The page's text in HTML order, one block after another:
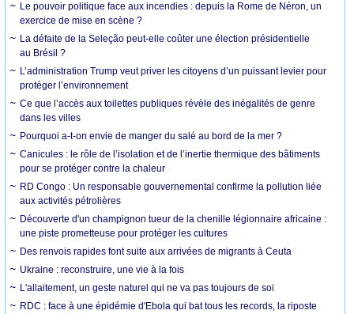
Le pouvoir politique face aux incendies : depuis la Rome de Néron, un
exercice de mise en scène ?
La défaite de la Seleção peut-elle coûter une élection présidentielle
au Brésil ?
L’administration Trump veut priver les citoyens d’un puissant levier pour
protéger l’environnement
Ce que l’accès aux toilettes publiques révèle des inégalités de genre
dans les villes
Pourquoi a-t-on envie de manger du salé au bord de la mer ?
Canicules : le rôle de l’isolation et de l’inertie thermique des bâtiments
pour se protéger contre la chaleur
RD Congo : Un responsable gouvernemental confirme la pollution liée
aux activités pétrolières
Découverte d'un champignon tueur de la chenille légionnaire africaine :
une piste prometteuse pour protéger les cultures
Des renvois rapides font suite aux arrivées de migrants à Ceuta
Ukraine : reconstruire, une vie à la fois
L'allaitement, un geste naturel qui ne va pas toujours de soi
RDC : face à une épidémie d'Ebola qui bat tous les records, la riposte